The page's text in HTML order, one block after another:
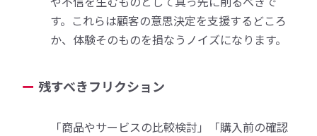
す。これらは顧客の意思決定を支援するどころ
か、体験そのものを損なうノイズになります。
残すべきフリクション
「商品やサービスの比較検討」「購入前の確認